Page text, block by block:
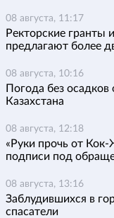
08 августа, 11:17
Ректорские гранты
предлагают более
08 августа, 10:16
Погода без
Казахстана
08 августа, 12:18
«Руки прочь от
подписи под
08 августа, 13:16
Заблудившихся в
спасатели